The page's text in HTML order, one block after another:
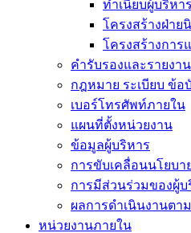
ทำเนียบผู้บริหาร
โครงสร้างฝ่า
โครงสร้างการ
คำรับรองและรายงา
กฎหมาย ระเบียบ ข้อ
เบอร์โทรศัพท์ภายใน
แผนที่ตั้งหน่วยงาน
ข้อมูลผู้บริหาร
การขับเคลื่อนนโยบา
การมีส่วนร่วมของผู้บ
ผลการดำเนินงานตา
หน่วยงานภายใน